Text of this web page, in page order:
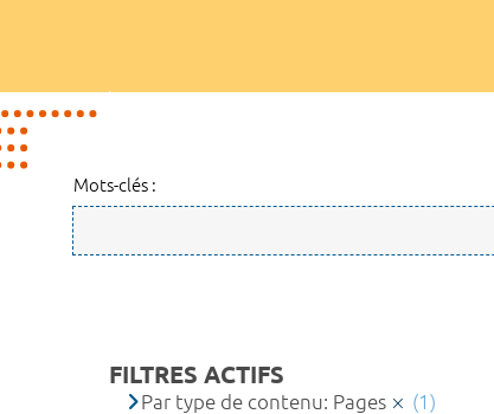
Mots-clés :
FILTRES ACTIFS
Par type de contenu: Pages
(1)